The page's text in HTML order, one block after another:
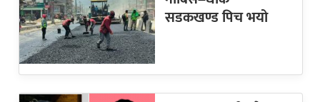
सडकखण्ड पिच भयो